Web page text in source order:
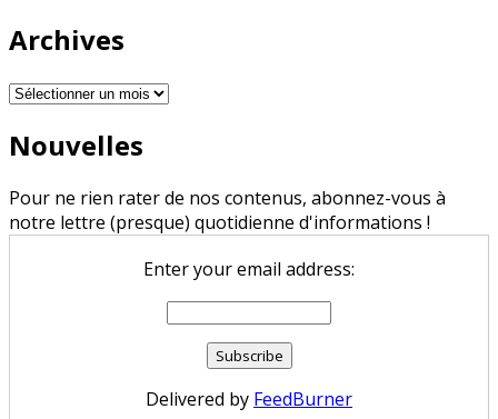
Archives
Archives
Nouvelles
Pour ne rien rater de nos contenus, abonnez-vous à
notre lettre (presque) quotidienne d'informations !
Enter your email address:
Delivered by FeedBurner